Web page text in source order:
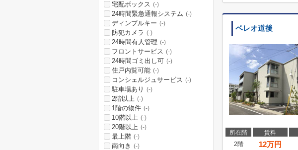
ベレオ道後
所在階 賃料
2階
12万円
宅配ボックス (-)
24時間緊急通報システム (-)
ディンプルキー (-)
防犯カメラ (-)
24時間有人管理 (-)
フロントサービス (-)
24時間ゴミ出し可 (-)
住戸内覧可能 (-)
コンシェルジュサービス (-)
駐車場あり (-)
2階以上 (-)
1階の物件 (-)
10階以上 (-)
20階以上 (-)
最上階 (-)
南向き (-)